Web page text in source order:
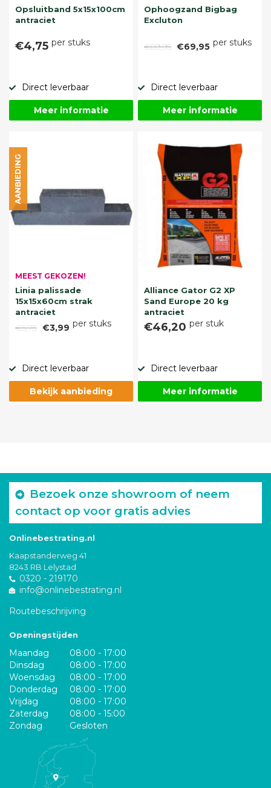
Opsluitband 5x15x100cm
antraciet
€4,75 per stuks
Direct leverbaar
Meer informatie
Ophoogzand Bigbag
Excluton
€89,95 €69,95 per stuks
Direct leverbaar
Meer informatie
MEEST GEKOZEN!
Linia palissade
15x15x60cm strak
antraciet
€5,75 €3,99 per stuks
AANBIEDING
Direct leverbaar
Bekijk aanbieding
Alliance Gator G2 XP
Sand Europe 20 kg
antraciet
€46,20 per stuk
Direct leverbaar
Meer informatie
Bezoek onze showroom of neem
contact op voor gratis advies
Onlinebestrating.nl
Kaapstanderweg 41
8243 RB Lelystad
0320 - 219170
info@onlinebestrating.nl
Routebeschrijving
Openingstijden
Maandag
08:00 - 17:00
Dinsdag
08:00 - 17:00
Woensdag
08:00 - 17:00
Donderdag
08:00 - 17:00
Vrijdag
08:00 - 17:00
Zaterdag
08:00 - 15:00
Zondag
Gesloten